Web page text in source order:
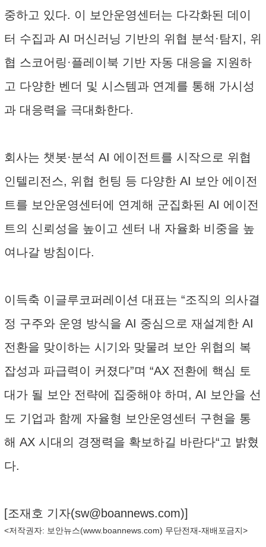
중하고 있다. 이 보안운영센터는 다각화된 데이
터 수집과 AI 머신러닝 기반의 위협 분석·탐지, 위
협 스코어링·플레이북 기반 자동 대응을 지원하
고 다양한 벤더 및 시스템과 연계를 통해 가시성
과 대응력을 극대화한다.
회사는 챗봇·분석 AI 에이전트를 시작으로 위협
인텔리전스, 위협 헌팅 등 다양한 AI 보안 에이전
트를 보안운영센터에 연계해 군집화된 AI 에이전
트의 신뢰성을 높이고 센터 내 자율화 비중을 높
여나갈 방침이다.
이득축 이글루코퍼레이션 대표는 “조직의 의사결
정 구주와 운영 방식을 AI 중심으로 재설계한 AI
전환을 맞이하는 시기와 맞물려 보안 위협의 복
잡성과 파급력이 커졌다”며 “AX 전환에 핵심 토
대가 될 보안 전략에 집중해야 하며, AI 보안을 선
도 기업과 함께 자율형 보안운영센터 구현을 통
해 AX 시대의 경쟁력을 확보하길 바란다“고 밝혔
다.
[조재호 기자(sw@boannews.com)]
<저작권자: 보안뉴스(www.boannews.com) 무단전재-재배포금지>